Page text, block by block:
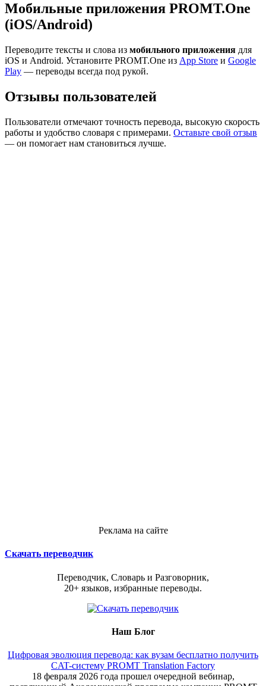
Мобильные приложения PROMT.One
(iOS/Android)
Переводите тексты и слова из мобильного приложения для
iOS и Android. Установите PROMT.One из App Store и Google
Play — переводы всегда под рукой.
Отзывы пользователей
Пользователи отмечают точность перевода, высокую скорость
работы и удобство словаря с примерами. Оставьте свой отзыв
— он помогает нам становиться лучше.
Реклама на сайте
Скачать переводчик
Переводчик, Словарь и Разговорник,
20+ языков, избранные переводы.
Наш Блог
Цифровая эволюция перевода: как вузам бесплатно получить
CAT-систему PROMT Translation Factory
18 февраля 2026 года прошел очередной вебинар,